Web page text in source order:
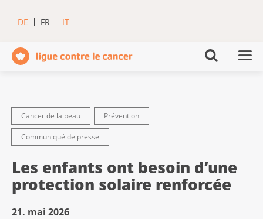
DE FR IT
Cancer de la peau Prévention
Communiqué de presse
Les enfants ont besoin d’une
protection solaire renforcée
21. mai 2026